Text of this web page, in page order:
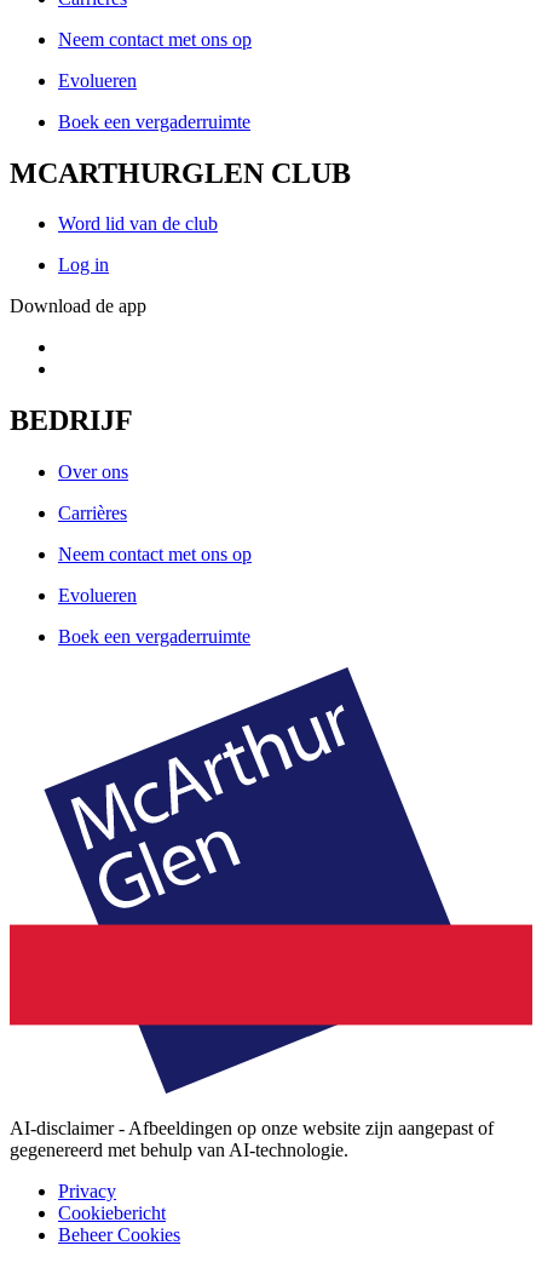
Neem contact met ons op
Evolueren
Boek een vergaderruimte
MCARTHURGLEN CLUB
Word lid van de club
Log in
Download de app
BEDRIJF
Over ons
Carrières
Neem contact met ons op
Evolueren
Boek een vergaderruimte
AI-disclaimer - Afbeeldingen op onze website zijn aangepast of
gegenereerd met behulp van AI-technologie.
Privacy
Cookiebericht
Beheer Cookies